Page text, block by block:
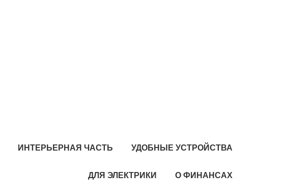
ИНТЕРЬЕРНАЯ ЧАСТЬ УДОБНЫЕ УСТРОЙСТВА
ДЛЯ ЭЛЕКТРИКИ О ФИНАНСАХ